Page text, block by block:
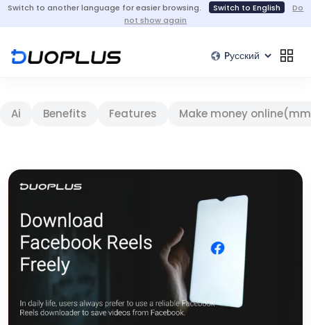
Switch to another language for easier browsing. Switch to English
Do
not show again
Ai Benefits Features Make money